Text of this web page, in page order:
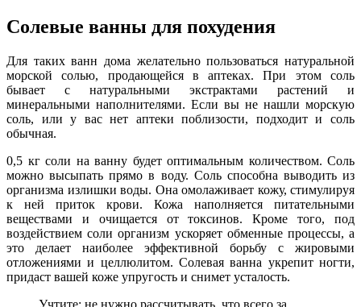
Солевые ванны для похудения
Для таких ванн дома желательно пользоваться натуральной
морской солью, продающейся в аптеках. При этом соль
бывает с натуральными экстрактами растений и
минеральными наполнителями. Если вы не нашли морскую
соль, или у вас нет аптеки поблизости, подходит и соль
обычная.
0,5 кг соли на ванну будет оптимальным количеством. Соль
можно высыпать прямо в воду. Соль способна выводить из
организма излишки воды. Она омолаживает кожу, стимулируя
к ней приток крови. Кожа наполняется питательными
веществами и очищается от токсинов. Кроме того, под
воздействием соли организм ускоряет обменные процессы, а
это делает наиболее эффективной борьбу с жировыми
отложениями и целлюлитом. Солевая ванна укрепит ногти,
придаст вашей коже упругость и снимет усталость.
Учтите: не нужно рассчитывать, что всего за